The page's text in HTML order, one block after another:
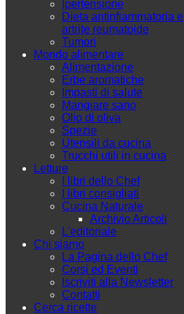
Ipertensione
Dieta antinfiammatoria e
artrite reumatoide
Tumori
Mondo alimentare
Alimentazione
Erbe aromatiche
Impasti di salute
Mangiare sano
Olio di oliva
Spezie
Utensili da cucina
Trucchi utili in cucina
Letture
I libri dello Chef
I libri consigliati
Cucina Naturale
Archivio Articoli
L'editoriale
Chi siamo
La Pagina dello Chef
Corsi ed Eventi
Iscriviti alla Newsletter
Contatti
Cerca ricette